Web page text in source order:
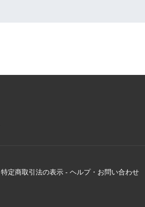
特定商取引法の表示 - ヘルプ・お問い合わせ